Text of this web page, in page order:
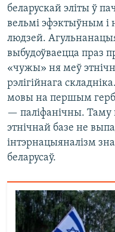
беларускай эліты ў
вельмі эфэктыўным і
людзей.
выбудоўваецца праз
«чужы» ня меў
рэлігійнага
мовы на першым
— паліфанічны. Таму
этнічнай базе не
інтэрнацыяналізм
беларусаў.